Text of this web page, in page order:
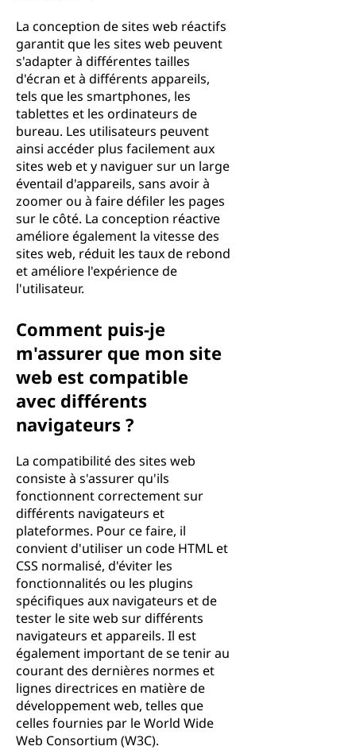
La conception de sites web réactifs
garantit que les sites web peuvent
s'adapter à différentes tailles
d'écran et à différents appareils,
tels que les smartphones, les
tablettes et les ordinateurs de
bureau. Les utilisateurs peuvent
ainsi accéder plus facilement aux
sites web et y naviguer sur un large
éventail d'appareils, sans avoir à
zoomer ou à faire défiler les pages
sur le côté. La conception réactive
améliore également la vitesse des
sites web, réduit les taux de rebond
et améliore l'expérience de
l'utilisateur.
Comment puis-je
m'assurer que mon site
web est compatible
avec différents
navigateurs ?
La compatibilité des sites web
consiste à s'assurer qu'ils
fonctionnent correctement sur
différents navigateurs et
plateformes. Pour ce faire, il
convient d'utiliser un code HTML et
CSS normalisé, d'éviter les
fonctionnalités ou les plugins
spécifiques aux navigateurs et de
tester le site web sur différents
navigateurs et appareils. Il est
également important de se tenir au
courant des dernières normes et
lignes directrices en matière de
développement web, telles que
celles fournies par le World Wide
Web Consortium (W3C).